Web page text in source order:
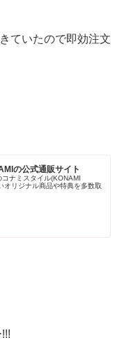
ていたので即効注文
の公式通販サイト
ナミスタイル(KONAMI
オリジナル商品や特典を多数取